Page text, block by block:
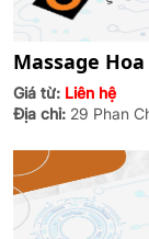
Massage
Giá từ: Liên hệ
Địa chỉ: 29 Phan